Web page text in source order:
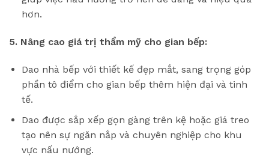
hơn.
5. Nâng cao giá trị thẩm mỹ cho gian bếp:
Dao nhà bếp với thiết kế đẹp mắt, sang trọng góp
phần tô điểm cho gian bếp thêm hiện đại và tinh
tế.
Dao được sắp xếp gọn gàng trên kệ hoặc giá treo
tạo nên sự ngăn nắp và chuyên nghiệp cho khu
vực nấu nướng.